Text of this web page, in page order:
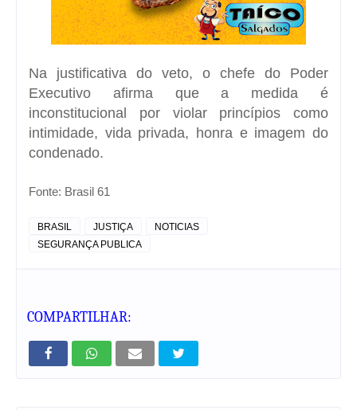
Na justificativa do veto, o chefe do Poder
Executivo afirma que a medida é
inconstitucional por violar princípios como
intimidade, vida privada, honra e imagem do
condenado.
Fonte: Brasil 61
BRASIL JUSTIÇA
NOTICIAS
SEGURANÇA PUBLICA
COMPARTILHAR: